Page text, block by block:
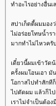
ทำอะไรอย่างอื่น
สปาเก็ตตี้ผมมอง
ไม่อร่อยโทษน้ำร
มากทำไม่ไหวครั
เดี๋ยวนี้ผมเข้าวัด
ครั้งผมโอนเอา
อกาสไปทำสักทีก็
ไปตัดผม แล้วก็ไ
เราไม่จำเป็นต้อ